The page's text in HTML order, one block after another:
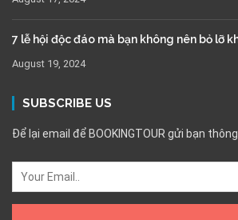
7 lễ hội độc đáo mà bạn không nên bỏ lỡ
August 19, 2024
SUBSCRIBE US
Để lại email để BOOKINGTOUR gửi bạn